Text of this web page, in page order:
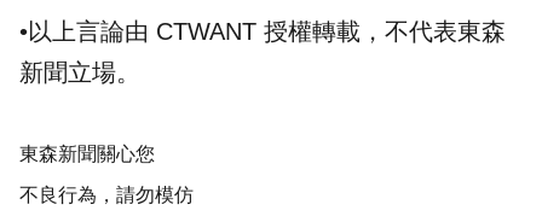
•以上言論由 CTWANT 授權轉載，不代表東森
新聞立場。
東森新聞關心您
不良行為，請勿模仿